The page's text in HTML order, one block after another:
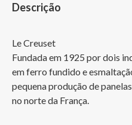
Descrição
Le Creuset
Fundada em 1925 por dois
em ferro fundido e
pequena produção de
no norte da França.